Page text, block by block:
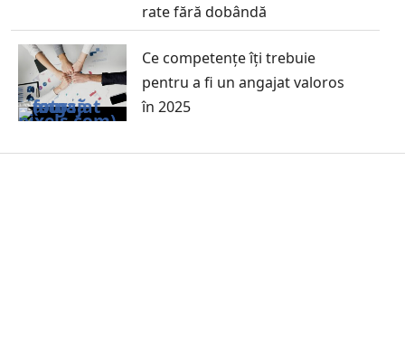
rate fără dobândă
Ce competențe îți trebuie
pentru a fi un angajat valoros
în 2025